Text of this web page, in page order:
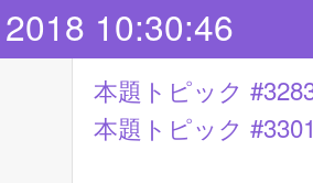
10:30:46
本題トピック
本題トピック